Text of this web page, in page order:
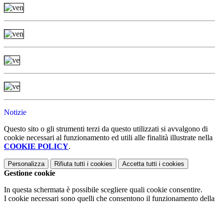
Notizie
Questo sito o gli strumenti terzi da questo utilizzati si avvalgono di
cookie necessari al funzionamento ed utili alle finalità illustrate nella
COOKIE POLICY.
Personalizza Rifiuta tutti i cookies Accetta tutti i cookies
Gestione cookie
In questa schermata è possibile scegliere quali cookie consentire.
I cookie necessari sono quelli che consentono il funzionamento della